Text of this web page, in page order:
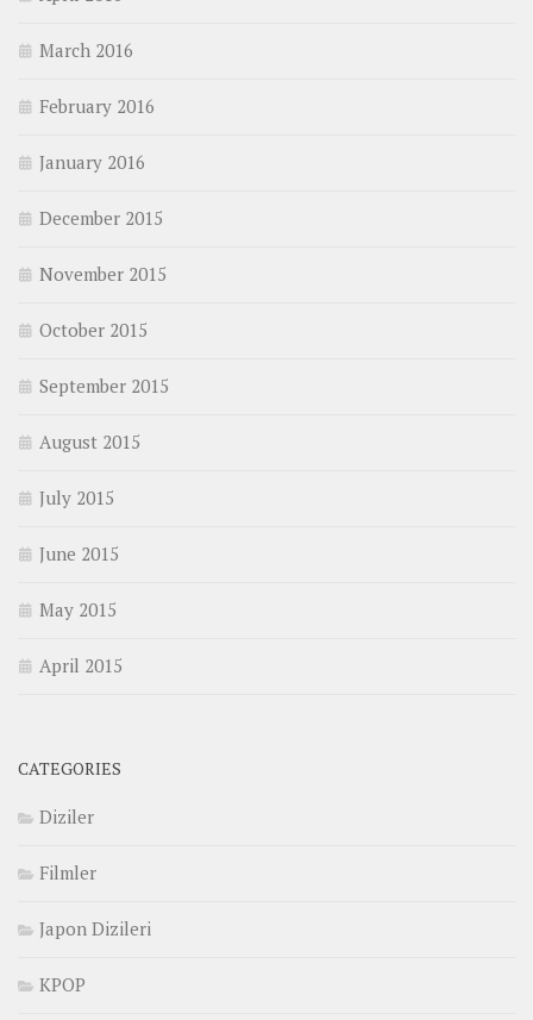
March 2016
February 2016
January 2016
December 2015
November 2015
October 2015
September 2015
August 2015
July 2015
June 2015
May 2015
April 2015
CATEGORIES
Diziler
Filmler
Japon Dizileri
KPOP